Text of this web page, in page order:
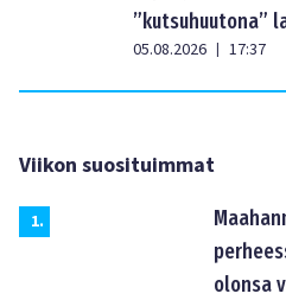
”kutsuhuutona”
05.08.2026 | 17:37
Viikon suosituimmat
1.
olonsa